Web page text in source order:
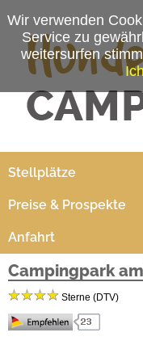
Campingplatzmenü
Stellplätze
Preise & Prospekte
Anfahrt
Campingpark
Sterne (DTV)
Wir verwenden
Service zu
weitersurfen